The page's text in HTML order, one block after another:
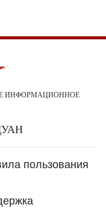
ИНФОРМАЦИОННОЕ
пользования